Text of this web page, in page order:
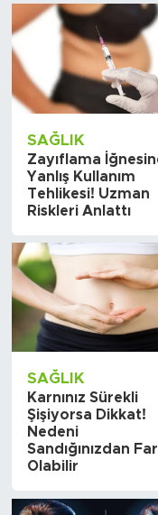
SAĞLIK
Zayıflama
Yanlış Kullanım
Tehlikesi! Uzman
Riskleri Anlattı
SAĞLIK
Karnınız Sürekli
Şişiyorsa Dikkat!
Nedeni
Sandığınızdan
Olabilir